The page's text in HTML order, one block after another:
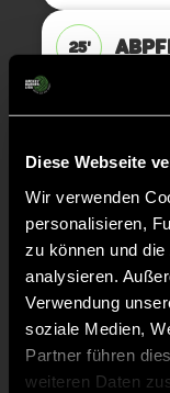
Diese Webseite
Wir verwenden
personalisieren,
zu können und
analysieren.
Verwendung
soziale Medien,
Partner führen
weiteren Daten
25'
TOR
25' TOR
24'
13'